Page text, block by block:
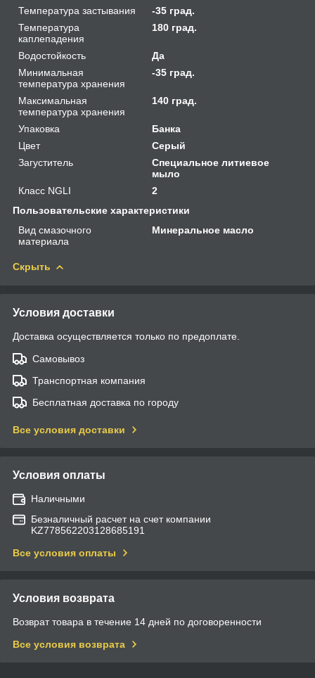
Температура застывания
-35 град.
Температура
каплепадения
180 град.
Водостойкость
Да
Минимальная
температура хранения
-35 град.
Максимальная
температура хранения
140 град.
Упаковка
Банка
Цвет
Серый
Загуститель
Специальное литиевое
мыло
Класс NGLI
2
Пользовательские характеристики
Вид смазочного
материала
Минеральное масло
Скрыть
Условия доставки
Доставка осуществляется только по предоплате.
Самовывоз
Транспортная компания
Бесплатная доставка по городу
Все условия доставки
Условия оплаты
Наличными
Безналичный расчет на счет компании
KZ778562203128685191
Все условия оплаты
Условия возврата
Возврат товара в течение 14 дней по договоренности
Все условия возврата